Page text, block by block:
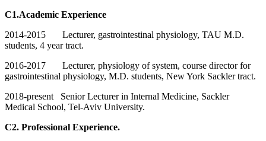
C1.Academic Experience
2014-2015 Lecturer, gastrointestinal physiology, TAU M.D.
students, 4 year tract.
2016-2017 Lecturer, physiology of system, course director for
gastrointestinal physiology, M.D. students, New York Sackler tract.
2018-present Senior Lecturer in Internal Medicine, Sackler
Medical School, Tel-Aviv University.
C2. Professional Experience.